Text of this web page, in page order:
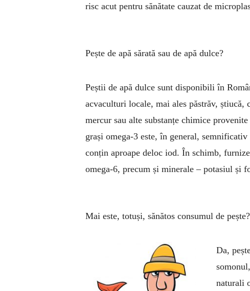
risc acut pentru să­nătate cauzat de
Pește de apă sărată sau de apă dulce?
Peștii de apă dulce sunt disponibili în
acvaculturi locale, mai ales păstrăv, știucă,
mercur sau alte substanțe chimice
grași omega-3 este, în general,
conțin aproape deloc iod. În schimb,
omega-6, precum și minerale – potasiul și
Mai este, totuși, sănătos consumul de pește?
Da,
naturali